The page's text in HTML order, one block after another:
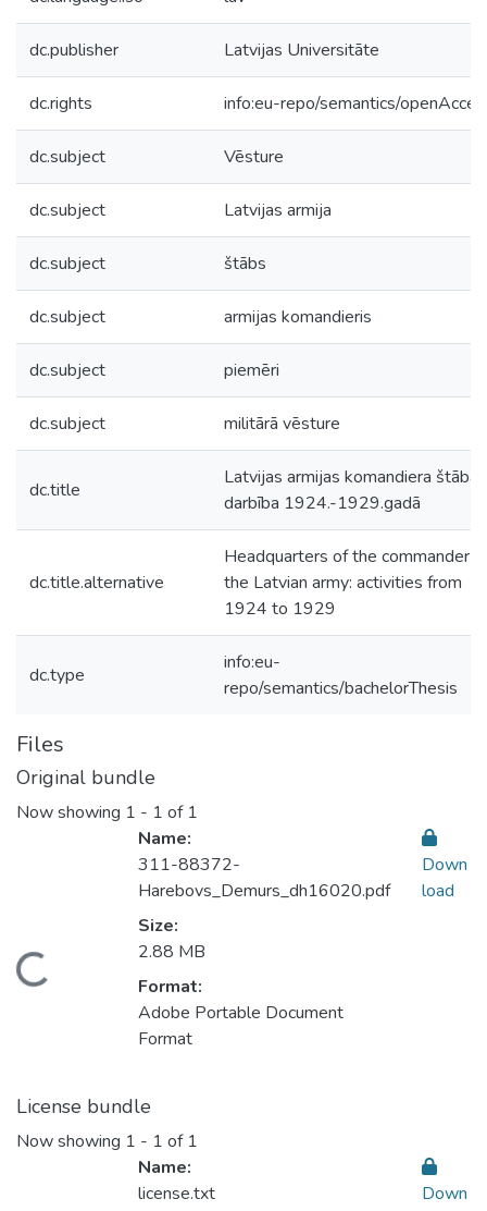
dc.publisher Latvijas Universitāte
dc.rights info:eu-repo/semantics/
dc.subject Vēsture
dc.subject Latvijas armija
dc.subject štābs
dc.subject armijas komandieris
dc.subject piemēri
dc.subject militārā vēsture
dc.title
Latvijas armijas komandiera štāba
darbība 1924.-1929.gadā
dc.title.alternative
Headquarters of the commander
the Latvian army: activities from
1924 to 1929
dc.type
info:eu-
repo/semantics/bachelorThesis
Files
Original bundle
Now showing 1 - 1 of 1
Name:
311-88372-
Harebovs_Demurs_dh16020.pdf
Size:
2.88 MB
Format:
Adobe Portable Document
Format
Down
load
License bundle
Now showing 1 - 1 of 1
Name:
license.txt
Down